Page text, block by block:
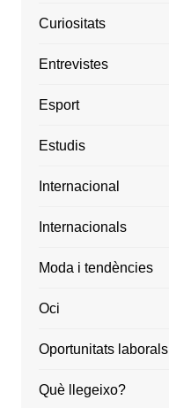
Curiositats
Entrevistes
Esport
Estudis
Internacional
Internacionals
Moda i tendències
Oci
Oportunitats laborals
Què llegeixo?